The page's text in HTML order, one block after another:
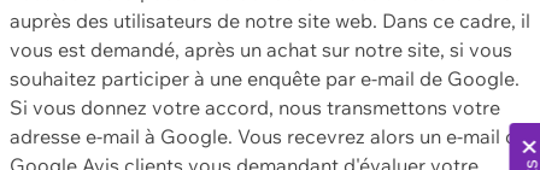
auprès des utilisateurs de notre site web. Dans ce cadre, il
vous est demandé, après un achat sur notre site, si vous
souhaitez participer à une enquête par e-mail de Google.
Si vous donnez votre accord, nous transmettons votre
adresse e-mail à Google. Vous recevrez alors un e-mail de